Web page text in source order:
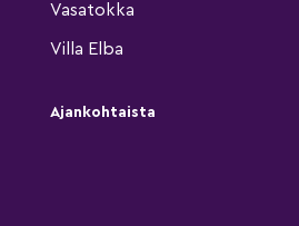
Vasatokka
Villa Elba
Ajankohtaista